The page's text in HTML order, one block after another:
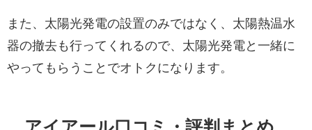
また、太陽光発電の設置のみではなく、太陽熱温水
器の撤去も行ってくれるので、太陽光発電と一緒に
やってもらうことでオトクになります。
アイアール口コミ・評判まとめ